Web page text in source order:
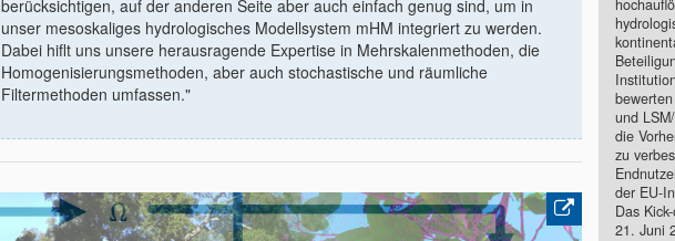
berücksichtigen, auf der anderen Seite aber auch einfach genug sind, um in
unser mesoskaliges hydrologisches Modellsystem mHM integriert zu werden.
Dabei hiflt uns unsere herausragende Expertise in Mehrskalenmethoden, die
Homogenisierungsmethoden, aber auch stochastische und räumliche
Filtermethoden umfassen."
und
die
zu
der EU-
Das
21. Juni